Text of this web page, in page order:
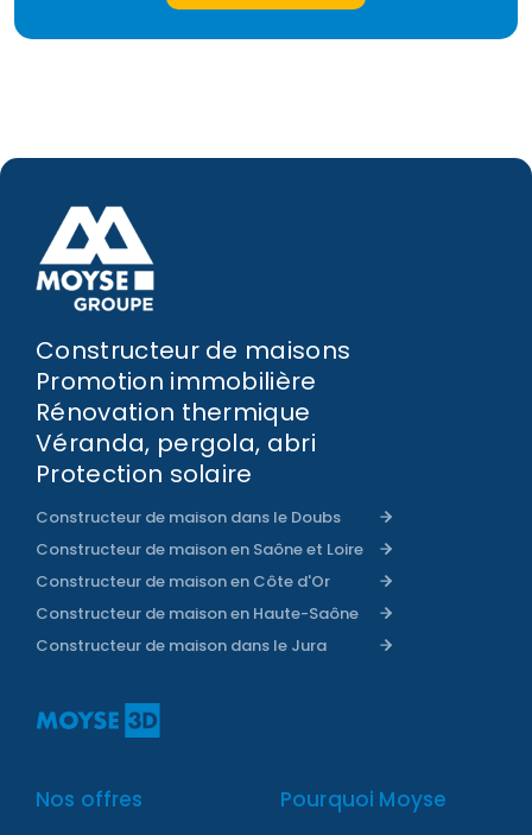
Constructeur de maisons
Promotion immobilière
Rénovation thermique
Véranda, pergola, abri
Protection solaire
Constructeur de maison dans le Doubs
Constructeur de maison en Saône et Loire
Constructeur de maison en Côte d'Or
Constructeur de maison en Haute-Saône
Constructeur de maison dans le Jura
Nos offres Pourquoi Moyse